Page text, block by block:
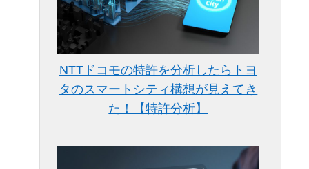
NTTドコモの特許を分析したらトヨ
タのスマートシティ構想が見えてき
た！【特許分析】